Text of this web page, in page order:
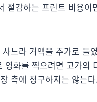
절감하는 프린트 비용이
느라 거액을 추가로
영화를 찍으려면 고가
측에 청구하지는 않는